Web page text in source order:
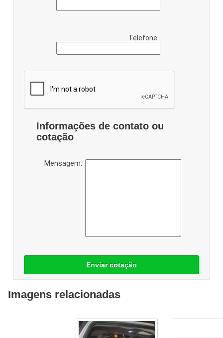
Telefone:
Informações de contato ou
cotação
Mensagem:
Enviar cotação
Imagens relacionadas